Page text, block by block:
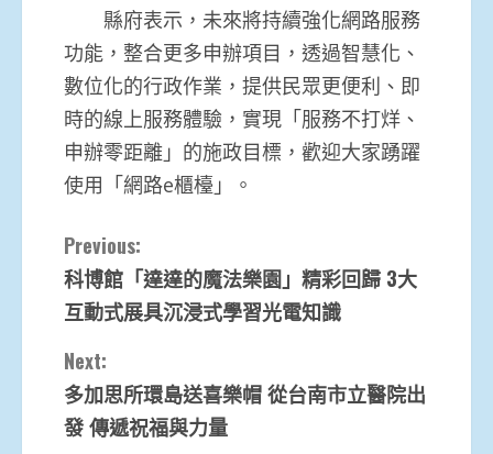
縣府表示，未來將持續強化網路服務
功能，整合更多申辦項目，透過智慧化、
數位化的行政作業，提供民眾更便利、即
時的線上服務體驗，實現「服務不打烊、
申辦零距離」的施政目標，歡迎大家踴躍
使用「網路e櫃檯」。
Continue
Reading
Previous:
科博館「達達的魔法樂園」精彩回歸 3大
互動式展具沉浸式學習光電知識
Next:
多加思所環島送喜樂帽 從台南市立醫院出
發 傳遞祝福與力量